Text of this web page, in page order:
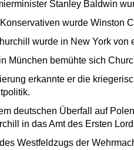
Stanley Baldwin
wurde Winston
wurde in New York von
München bemühte sich
erkannte er die
deutschen Überfall auf
in das Amt des Ersten
Westfeldzugs der